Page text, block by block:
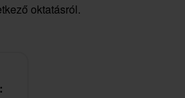
oktatásról.